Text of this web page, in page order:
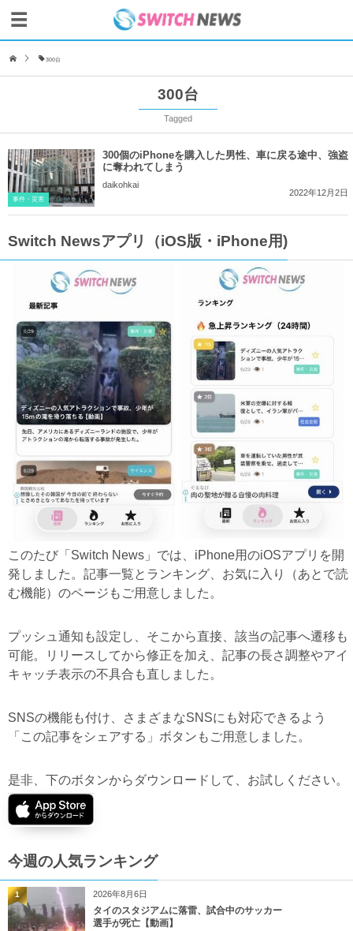
300台
300台
Tagged
事件・災害
300個のiPhoneを購入した男性、車に戻る途中、強盗
に奪われてしまう
daikohkai
2022年12月2日
Switch Newsアプリ（iOS版・iPhone用)
このたび「Switch News」では、iPhone用のiOSアプリを開
発しました。記事一覧とランキング、お気に入り（あとで読
む機能）のページもご用意しました。
プッシュ通知も設定し、そこから直接、該当の記事へ遷移も
可能。リリースしてから修正を加え、記事の長さ調整やアイ
キャッチ表示の不具合も直しました。
SNSの機能も付け、さまざまなSNSにも対応できるよう
「この記事をシェアする」ボタンもご用意しました。
是非、下のボタンからダウンロードして、お試しください。
今週の人気ランキング
2026年8月6日
タイのスタジアムに落雷、試合中のサッカー
選手が死亡【動画】
1